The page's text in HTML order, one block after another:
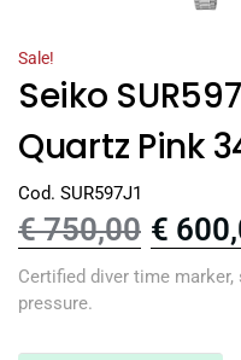
Sale!
Seiko
Quartz Pink
Cod. SUR597J1
€750,00 €
Certified diver time
pressure.